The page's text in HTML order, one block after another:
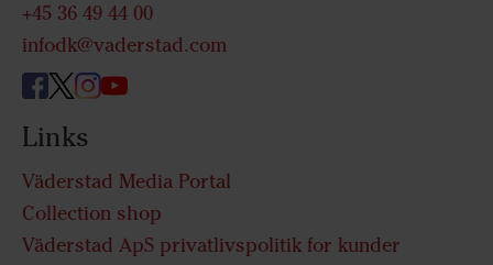
+45 36 49 44 00
infodk@vaderstad.com
Links
Väderstad Media Portal
Collection shop
Väderstad ApS privatlivspolitik for kunder